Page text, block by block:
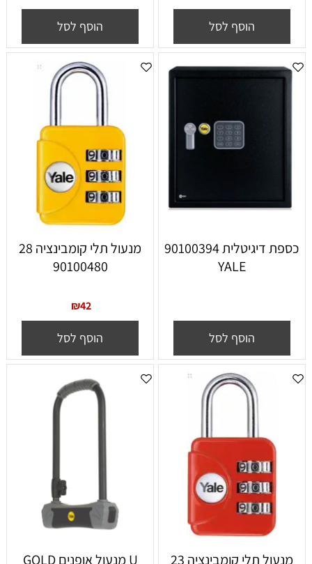
הוסף לסל הוסף לסל
כספת ‏דיגיטלית 90100394
YALE
הוסף לסל
מנעול תלי קומבינציה 28
90100480
₪42
הוסף לסל
מנעול תלי קומבינציה 23
U מנעול אופנים GOLD